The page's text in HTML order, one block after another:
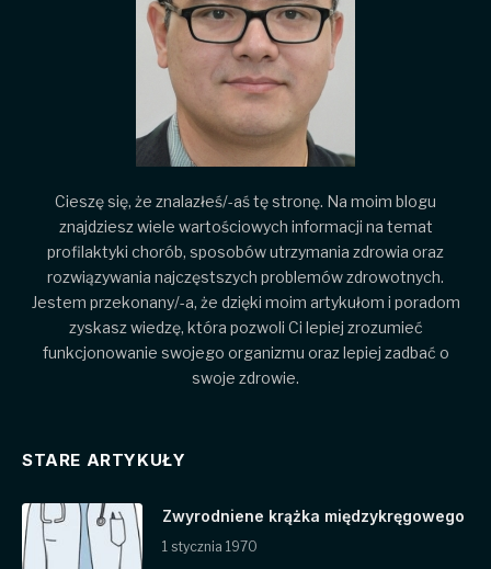
Cieszę się, że znalazłeś/-aś tę stronę. Na moim blogu
znajdziesz wiele wartościowych informacji na temat
profilaktyki chorób, sposobów utrzymania zdrowia oraz
rozwiązywania najczęstszych problemów zdrowotnych.
Jestem przekonany/-a, że dzięki moim artykułom i poradom
zyskasz wiedzę, która pozwoli Ci lepiej zrozumieć
funkcjonowanie swojego organizmu oraz lepiej zadbać o
swoje zdrowie.
STARE ARTYKUŁY
Zwyrodniene krążka międzykręgowego
1 stycznia 1970